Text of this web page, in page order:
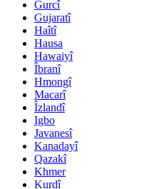
Gurcî
Gujaratî
Haîtî
Hausa
Hawaiyî
Îbranî
Hmongî
Macarî
Îzlandî
Igbo
Javanesî
Kanadayî
Qazakî
Khmer
Kurdî